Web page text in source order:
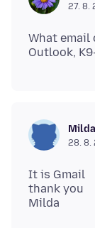
27. 8.
What email
28. 8.
It is Gmail
thank you